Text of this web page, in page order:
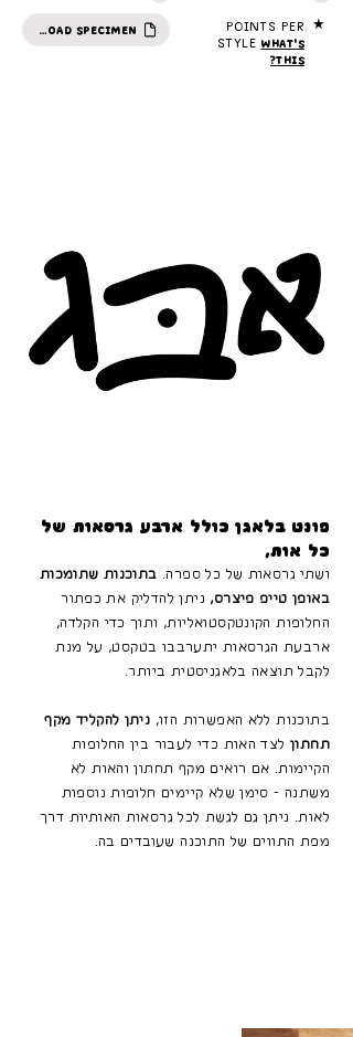
DOWNLOAD SPECIMEN
Points per
style What's
this?
★
פונט בלאגן כולל ארבע גרסאות של
כל אות,
ושתי גרסאות של כל ספרה. בתוכנות שתומכות
באופן טייפ פיצרס, ניתן להדליק את כפתור
החלופות הקונטקסטואליות, ותוך כדי הקלדה,
ארבעת הגרסאות יתערבבו בטקסט, על מנת
לקבל תוצאה בלאגניסטית ביותר.
בתוכנות ללא האפשרות הזו, ניתן להקליד מקף
תחתוןלצד האות כדי לעבור בין החלופות
הקיימות. אם רואים מקף תחתון והאות לא
משתנה - סימן שלא קיימים חלופות נוספות
לאות. ניתן גם לגשת לכל גרסאות האותיות דרך
מפת התווים של התוכנה שעובדים בה.